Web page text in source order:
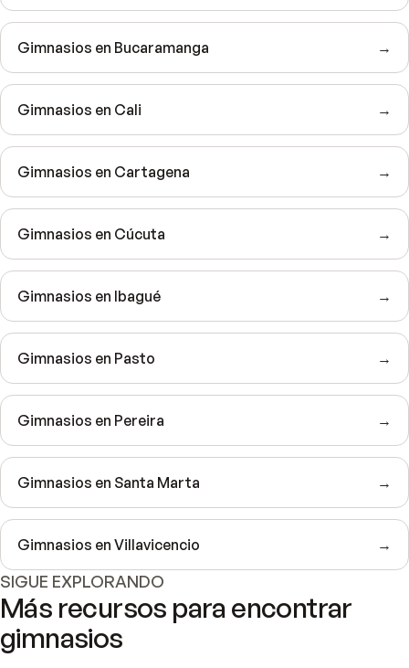
Gimnasios en Bucaramanga →
Gimnasios en Cali →
Gimnasios en Cartagena →
Gimnasios en Cúcuta →
Gimnasios en Ibagué →
Gimnasios en Pasto →
Gimnasios en Pereira →
Gimnasios en Santa Marta →
Gimnasios en Villavicencio →
SIGUE EXPLORANDO
Más recursos para encontrar
gimnasios